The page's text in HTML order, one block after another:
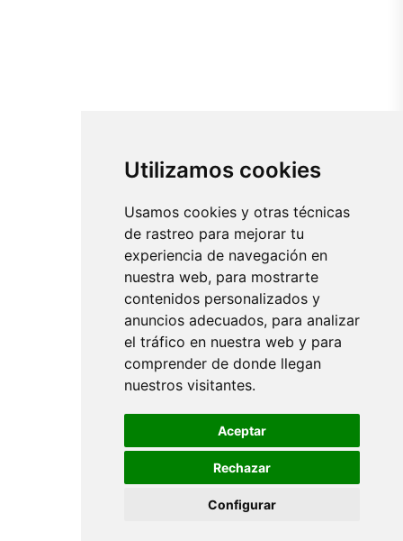
Utilizamos cookies
Usamos cookies y otras técnicas
de rastreo para mejorar tu
experiencia de navegación en
nuestra web, para mostrarte
contenidos personalizados y
anuncios adecuados, para analizar
el tráfico en nuestra web y para
comprender de donde llegan
nuestros visitantes.
Aceptar
Rechazar
Configurar